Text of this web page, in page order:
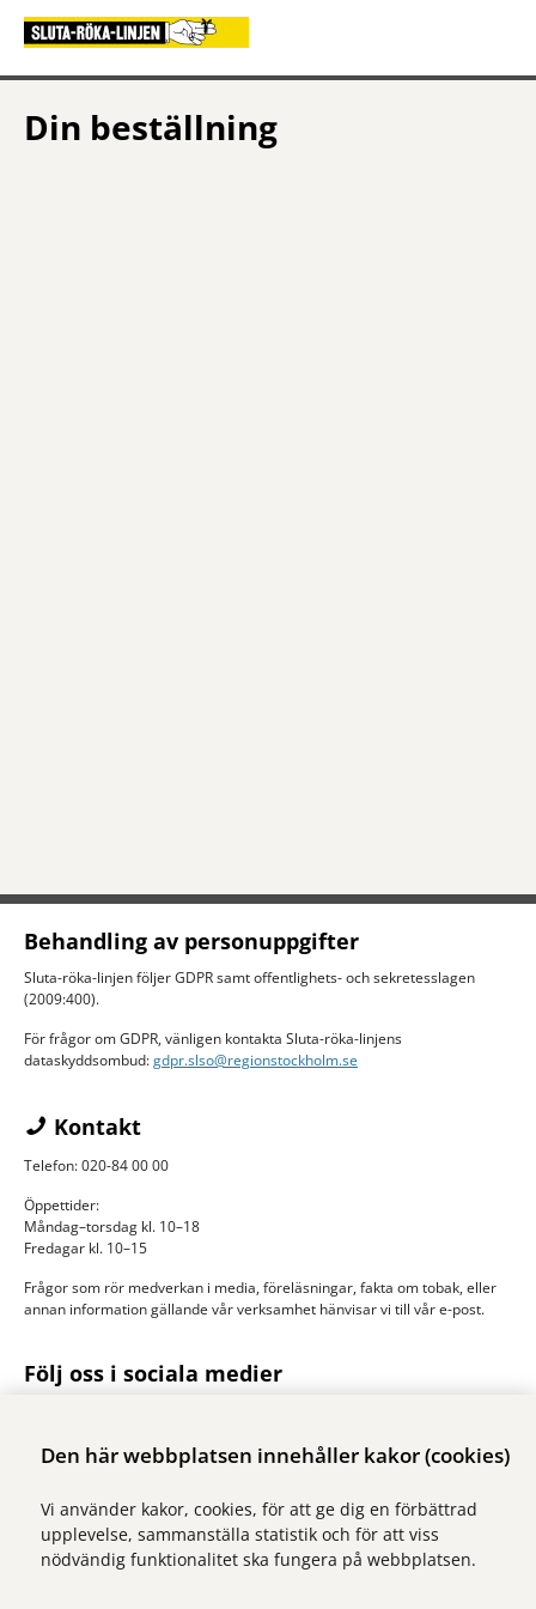
Den här webbplatsen innehåller kakor (cookies)
Vi använder kakor, cookies, för att ge dig en förbättrad
upplevelse, sammanställa statistik och för att viss
nödvändig funktionalitet ska fungera på webbplatsen.
Din beställning
Behandling av personuppgifter
Sluta-röka-linjen följer GDPR samt offentlighets- och sekretesslagen
(2009:400).
För frågor om GDPR, vänligen kontakta Sluta-röka-linjens
dataskyddsombud:gdpr.slso@regionstockholm.se
Kontakt
Telefon: 020-84 00 00
Öppettider:
Måndag–torsdag kl. 10–18
Fredagar kl. 10–15
Frågor som rör medverkan i media, föreläsningar, fakta om tobak, eller
annan information gällande vår verksamhet hänvisar vi till vår e-post.
Följ oss i sociala medier
Illustrationer
Samtliga illustrationer på webbplatsen: Kari Modén/Form Nation